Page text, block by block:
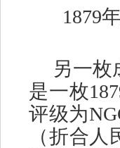
1879
另一枚
是一枚
评级为
（折合